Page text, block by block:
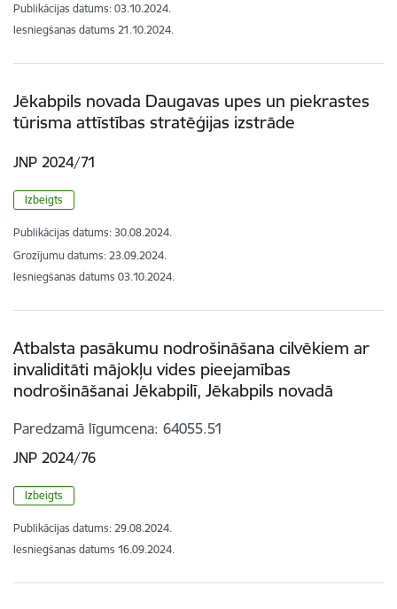
Publikācijas datums: 03.10.2024.
Iesniegšanas datums 21.10.2024.
Jēkabpils novada Daugavas upes un piekrastes
tūrisma attīstības stratēģijas izstrāde
JNP 2024/71
Izbeigts
Publikācijas datums: 30.08.2024.
Grozījumu datums: 23.09.2024.
Iesniegšanas datums 03.10.2024.
Atbalsta pasākumu nodrošināšana cilvēkiem ar
invaliditāti mājokļu vides pieejamības
nodrošināšanai Jēkabpilī, Jēkabpils novadā
Paredzamā līgumcena 64055.51
JNP 2024/76
Izbeigts
Publikācijas datums: 29.08.2024.
Iesniegšanas datums 16.09.2024.